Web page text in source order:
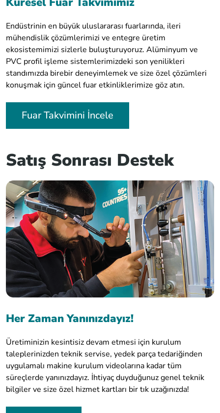
Endüstrinin en büyük uluslararası fuarlarında, ileri
mühendislik çözümlerimizi ve entegre üretim
ekosistemimizi sizlerle buluşturuyoruz. Alüminyum ve
PVC profil işleme sistemlerimizdeki son yenilikleri
standımızda birebir deneyimlemek ve size özel çözümleri
konuşmak için güncel fuar etkinliklerimize göz atın.
Fuar Takvimini İncele
Satış Sonrası Destek
Her Zaman Yanınızdayız!
Üretiminizin kesintisiz devam etmesi için kurulum
taleplerinizden teknik servise, yedek parça tedariğinden
uygulamalı makine kurulum videolarına kadar tüm
süreçlerde yanınızdayız. İhtiyaç duyduğunuz genel teknik
bilgiler ve size özel hizmet kartları bir tık uzağınızda!